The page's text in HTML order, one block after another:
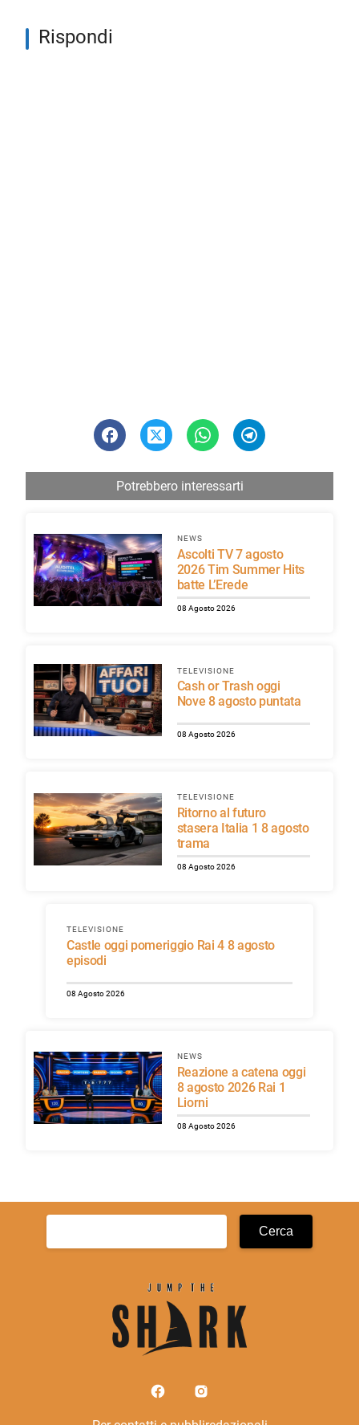
Rispondi
Potrebbero interessarti
NEWS
Ascolti TV 7 agosto
2026 Tim Summer Hits
batte L’Erede
08 Agosto 2026
TELEVISIONE
Cash or Trash oggi
Nove 8 agosto puntata
08 Agosto 2026
TELEVISIONE
Ritorno al futuro
stasera Italia 1 8 agosto
trama
08 Agosto 2026
TELEVISIONE
Castle oggi pomeriggio Rai 4 8 agosto
episodi
08 Agosto 2026
NEWS
Reazione a catena oggi
8 agosto 2026 Rai 1
Liorni
08 Agosto 2026
Ricerca